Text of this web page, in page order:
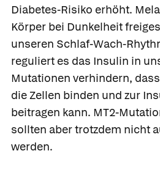
Diabetes-Risiko erhöht.
Körper bei Dunkelheit
unseren Schlaf-Wach-
reguliert es das Insulin in
Mutationen verhindern,
die Zellen binden und zur
beitragen kann. MT2-
sollten aber trotzdem nicht
werden.